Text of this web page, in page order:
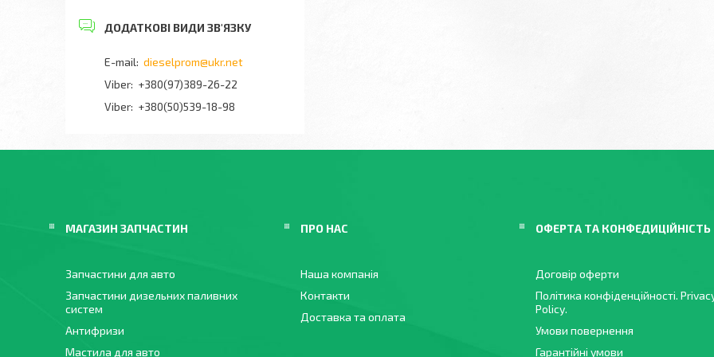
dieselprom@ukr.net
+380(97)389-26-22
Viber +380(50)539-18-98
МАГАЗИН ЗАПЧАСТИН
Запчастини для авто
Запчастини дизельних паливних
систем
Антифризи
Мастила для авто
ПРО НАС
Наша компанія
Контакти
Доставка та оплата
ОФЕРТА ТА КОНФЕДИЦІЙНІСТЬ
Договір оферти
Політика конфіденційності.
Policy.
Умови повернення
Гарантійні умови